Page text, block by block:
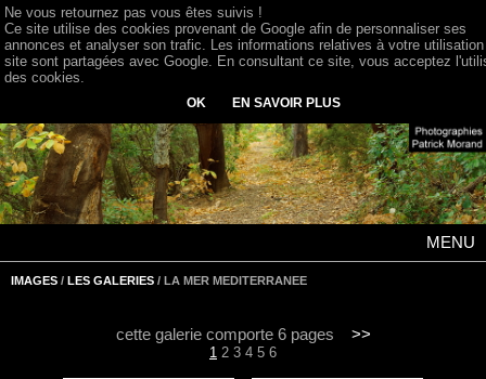
MENU
IMAGES / LES GALERIES / LA MER MEDITERRANEE
cette galerie comporte 6 pages >>
1 2 3 4 5 6
Ne vous retournez pas vous êtes suivis !
Ce site utilise des cookies provenant de Google afin de personnaliser ses
annonces et analyser son trafic. Les informations relatives à votre
site sont partagées avec Google. En consultant ce site, vous acceptez
des cookies.
OK EN SAVOIR PLUS